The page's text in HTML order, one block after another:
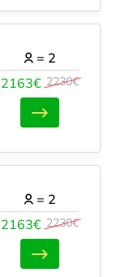
2163€ 2230€
= 2
2163€ 2230€
= 2